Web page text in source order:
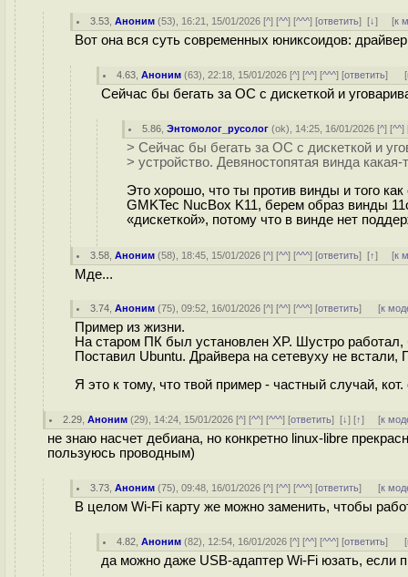
3.53 ,Аноним (53), 16:21, 15/01/2026 [^] [^^] [^^^] [ответить][↓] [к
Вот она вся суть современных юниксоидов: драйвер
4.63 ,Аноним (63), 22:18, 15/01/2026 [^] [^^] [^^^] [ответить] [
Сейчас бы бегать за ОС с дискеткой и
5.86 ,Энтомолог_русолог (ok), 14:25, 16/01/2026 [^] [^^]
> Сейчас бы бегать за ОС с дискеткой и
> устройство. Девяностопятая винда какая-
Это хорошо, что ты против винды и того как
GMKTec NucBox K11, берем образ винды
«дискеткой», потому что в винде нет
3.58 ,Аноним (58), 18:45, 15/01/2026 [^] [^^] [^^^] [ответить][↑] [к
Мде...
3.74 ,Аноним (75), 09:52, 16/01/2026 [^] [^^] [^^^] [ответить] [к
Пример из жизни.
На старом ПК был установлен XP. Шустро
Поставил Ubuntu. Драйвера на сетевуху не встали,
Я это к тому, что твой пример - частный случай,
2.29 ,Аноним (29), 14:24, 15/01/2026 [^] [^^] [^^^] [ответить][↓] [↑] [к
не знаю насчет дебиана, но конкретно linux-libre
пользуюсь проводным)
3.73 ,Аноним (75), 09:48, 16/01/2026 [^] [^^] [^^^] [ответить] [к
В целом Wi-Fi карту же можно заменить, чтобы
4.82 ,Аноним (82), 12:54, 16/01/2026 [^] [^^] [^^^] [ответить] [
да можно даже USB-адаптер Wi-Fi юзать, если